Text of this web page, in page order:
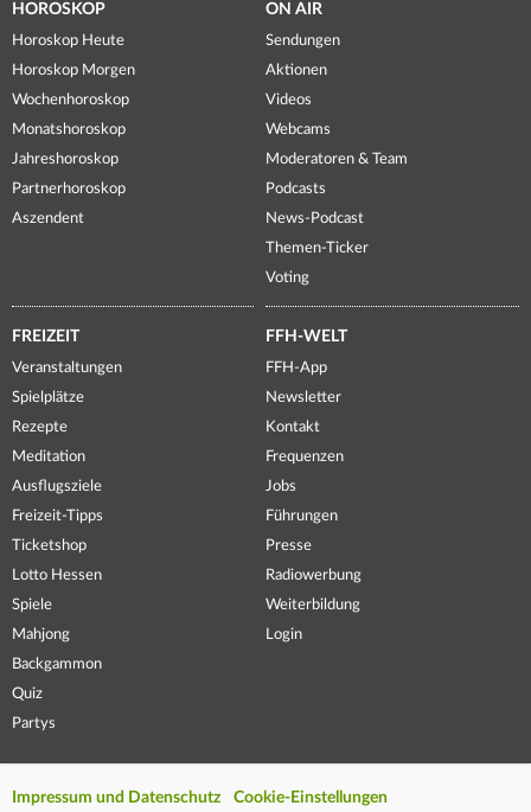
HOROSKOP
Horoskop Heute
Horoskop Morgen
Wochenhoroskop
Monatshoroskop
Jahreshoroskop
Partnerhoroskop
Aszendent
ON AIR
Sendungen
Aktionen
Videos
Webcams
Moderatoren & Team
Podcasts
News-Podcast
Themen-Ticker
Voting
FREIZEIT
Veranstaltungen
Spielplätze
Rezepte
Meditation
Ausflugsziele
Freizeit-Tipps
Ticketshop
Lotto Hessen
Spiele
Mahjong
Backgammon
Quiz
Partys
FFH-WELT
FFH-App
Newsletter
Kontakt
Frequenzen
Jobs
Führungen
Presse
Radiowerbung
Weiterbildung
Login
Impressum und Datenschutz Cookie-Einstellungen